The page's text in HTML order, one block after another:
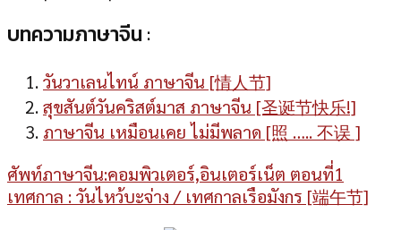
บทความภาษาจีน :
วันวาเลนไทน์ ภาษาจีน [情人节]
สุขสันต์วันคริสต์มาส ภาษาจีน [圣诞节快乐!]
ภาษาจีน เหมือนเคย ไม่มีพลาด [照 ….. 不误 ]
ศัพท์ภาษาจีน:คอมพิวเตอร์,อินเตอร์เน็ต ตอนที่1
เทศกาล : วันไหว้บะจ่าง / เทศกาลเรือมังกร [端午节]